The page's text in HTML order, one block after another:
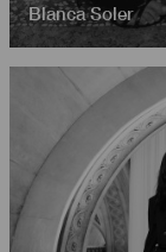
Blanca Soler